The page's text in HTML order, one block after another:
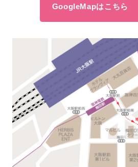
GoogleMapはこちら